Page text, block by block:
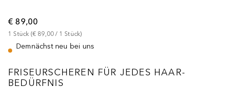
€ 89,00
1 Stück (€ 89,00 / 1 Stück)
Demnächst neu bei uns
FRISEURSCHEREN FÜR JEDES HAAR-
BEDÜRFNIS